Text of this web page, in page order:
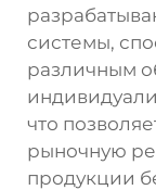
системы,
различным
что
рыночную
продукции